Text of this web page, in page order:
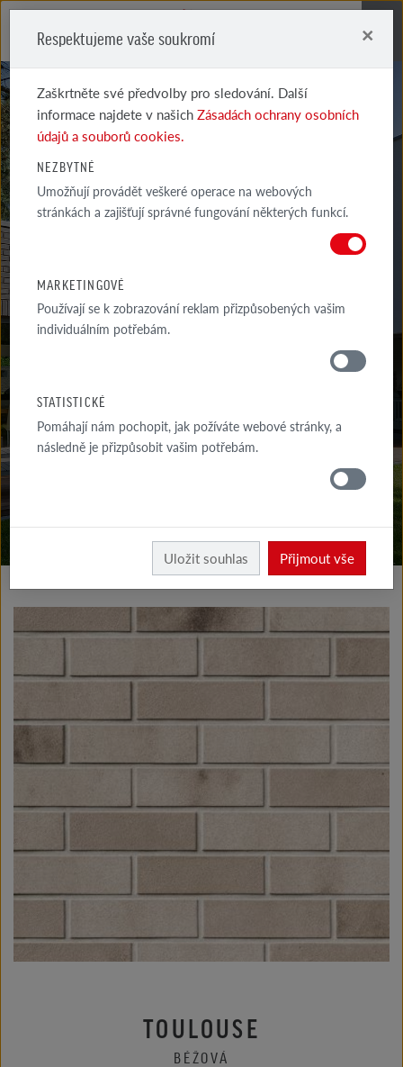
TOULOUSE
KDE
Vyrobky fasáda Klinkerové a lícové pásky typ I
TOULOUSE
BÉŽOVÁ
Respektujeme vaše soukromí ×
Zaškrtněte své předvolby pro sledování. Další
informace najdete v našichZásadách ochrany osobních
údajů a souborů cookies.
NEZBYTNÉ
Umožňují provádět veškeré operace na webových
stránkách a zajišťují správné fungování některých funkcí.
MARKETINGOVÉ
Používají se k zobrazování reklam přizpůsobených vašim
individuálním potřebám.
STATISTICKÉ
Pomáhají nám pochopit, jak požíváte webové stránky, a
následně je přizpůsobit vašim potřebám.
Uložit souhlas Přijmout vše